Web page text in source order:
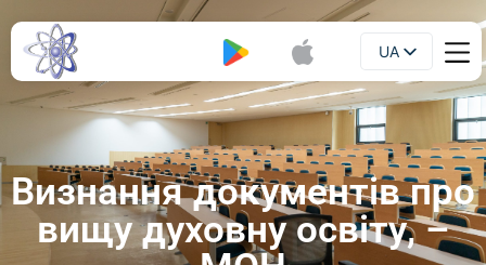
UA
EN
Визнання документів про
вищу духовну освіту, –